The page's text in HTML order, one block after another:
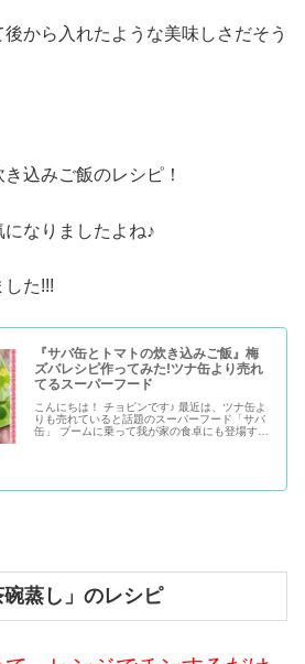
から入れたような美味しさだそう
込みご飯のレシピ！
なりましたよね♪
した!!!
『サバ缶とトマトの炊き込みご飯』梅
ズバレシピ作ってみた!ツナ缶より売れ
てるスーパーフード
こんにちは！ チョピンです♪ 最近は、ツナ缶よ
りも売れていると話題のスーパーフード「サバ
缶」 ブームに乗って我が家の食卓にも登場する
とトマトの炊...
蒸し」のレシピ